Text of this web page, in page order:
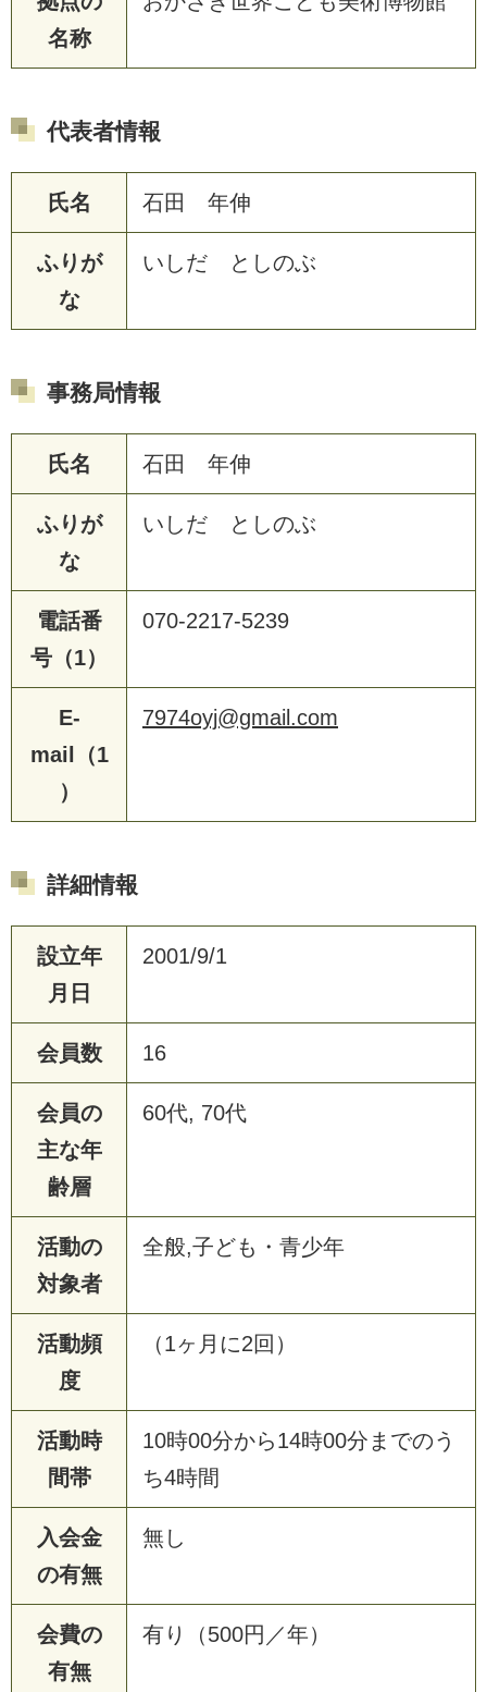
名称
代表者情報
氏名 石田 年伸
ふりが
な
いしだ としのぶ
事務局情報
氏名 石田 年伸
ふりが
な
いしだ としのぶ
電話番
号（1）
070-2217-5239
E-
mail（1
）
7974oyj@gmail.com
詳細情報
設立年
月日
2001/9/1
会員数 16
会員の
主な年
齢層
60代, 70代
活動の
対象者
全般,子ども・青少年
活動頻
度
（1ヶ月に2回）
活動時
間帯
10時00分から14時00分までのう
ち4時間
入会金
の有無
無し
会費の
有無
有り（500円／年）